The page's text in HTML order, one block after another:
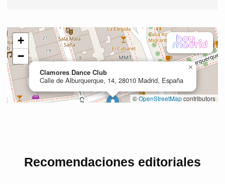
Recomendaciones editoriales